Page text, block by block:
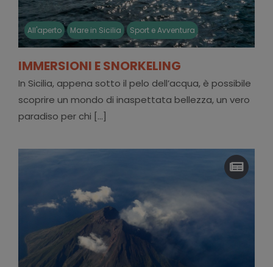
All'aperto Mare in Sicilia Sport e Avventura
IMMERSIONI E SNORKELING
In Sicilia, appena sotto il pelo dell’acqua, è possibile
scoprire un mondo di inaspettata bellezza, un vero
paradiso per chi [...]